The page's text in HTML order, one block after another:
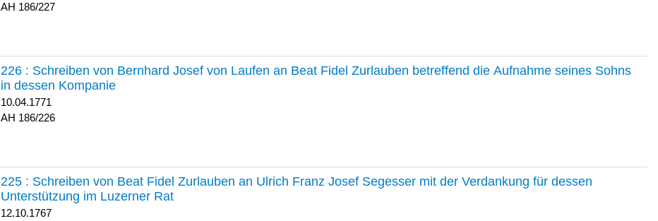
186/227
226 : Schreiben von Bernhard Josef von Laufen an Beat Fidel Zurlauben betreffend die Aufnahme seines Sohns
in dessen Kompanie
10.04.1771
186/226
225 : Schreiben von Beat Fidel Zurlauben an Ulrich Franz Josef Segesser mit der Verdankung für dessen
Unterstützung im Luzerner Rat
12.10.1767